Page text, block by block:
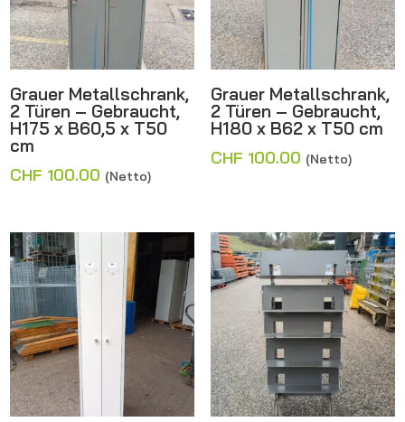
Grauer Metallschrank,
2 Türen – Gebraucht,
H175 x B60,5 x T50
cm
CHF 100.00 (Netto)
Grauer Metallschrank,
2 Türen – Gebraucht,
H180 x B62 x T50 cm
CHF 100.00 (Netto)